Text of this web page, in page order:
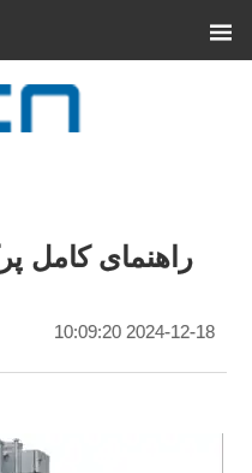
راهنمای کامل
2024-12-18 10:09:20